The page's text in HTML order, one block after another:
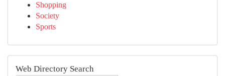
Shopping
Society
Sports
Web Directory Search